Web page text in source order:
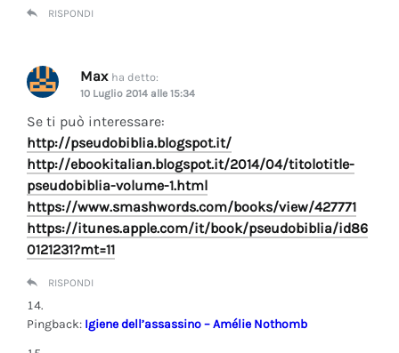
RISPONDI
Max ha detto:
10 Luglio 2014 alle 15:34
Se ti può interessare:
http://pseudobiblia.blogspot.it/
http://ebookitalian.blogspot.it/2014/04/titolotitle-
pseudobiblia-volume-1.html
https://www.smashwords.com/books/view/427771
https://itunes.apple.com/it/book/pseudobiblia/id86
0121231?mt=11
RISPONDI
Pingback: Igiene dell’assassino – Amélie Nothomb